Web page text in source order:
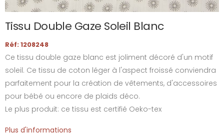
Tissu Double Gaze Soleil Blanc
Réf: 1208248
Ce tissu double gaze blanc est joliment décoré d'un motif
soleil. Ce tissu de coton léger à l'aspect froissé conviendra
parfaitement pour la création de vêtements, d'accessoires
pour bébé ou encore de plaids déco.
Le plus produit: ce tissu est certifié Oeko-tex
Plus d'informations